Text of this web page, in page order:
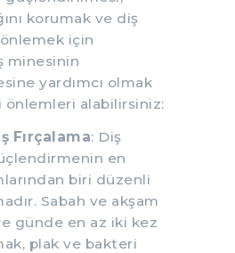
korumak ve diş
için
minesinin
yardımcı olmak
önlemleri alabilirsiniz:
Fırçalama: Diş
en
biri düzenli
Sabah ve akşam
günde en az iki kez
plak ve bakteri